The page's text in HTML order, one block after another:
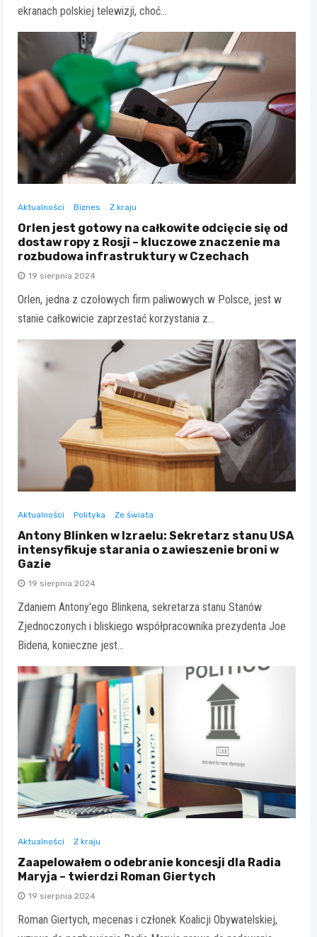
ekranach polskiej telewizji, choć…
Aktualności Biznes Z kraju
Orlen jest gotowy na całkowite odcięcie się od
dostaw ropy z Rosji – kluczowe znaczenie ma
rozbudowa infrastruktury w Czechach
19 sierpnia 2024
Orlen, jedna z czołowych firm paliwowych w Polsce, jest w
stanie całkowicie zaprzestać korzystania z…
Aktualności Polityka Ze świata
Antony Blinken w Izraelu: Sekretarz stanu USA
intensyfikuje starania o zawieszenie broni w
Gazie
19 sierpnia 2024
Zdaniem Antony'ego Blinkena, sekretarza stanu Stanów
Zjednoczonych i bliskiego współpracownika prezydenta Joe
Bidena, konieczne jest…
Aktualności Z kraju
Zaapelowałem o odebranie koncesji dla Radia
Maryja – twierdzi Roman Giertych
19 sierpnia 2024
Roman Giertych, mecenas i członek Koalicji Obywatelskiej,